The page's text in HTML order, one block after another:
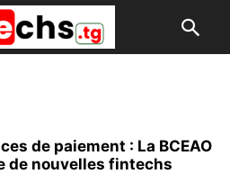
de paiement : La BCEAO
de nouvelles fintechs